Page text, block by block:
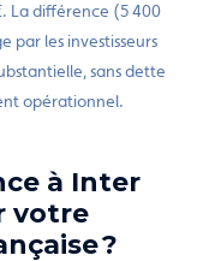
La différence (5 400
par les investisseurs
sans dette
opérationnel.
à Inter
votre
?